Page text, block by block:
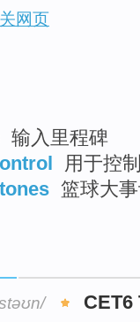
网页
输入里程碑
用于控
篮球大
CET6